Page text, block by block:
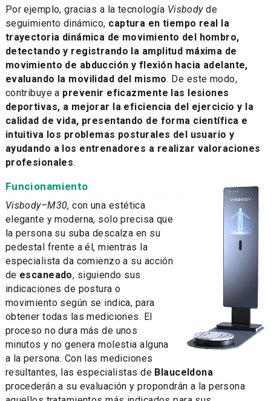
Por ejemplo, gracias a la tecnología Visbodyde
seguimiento dinámico, captura en tiempo real la
trayectoria dinámica de movimiento del hombro,
detectando y registrando la amplitud máxima de
movimiento de abducción y flexión hacia adelante,
evaluando la movilidad del mismo. De este modo,
contribuye a prevenir eficazmente las lesiones
deportivas, a mejorar la eficiencia del ejercicio y la
calidad de vida, presentando de forma científica e
intuitiva los problemas posturales del usuario y
ayudando a los entrenadores a realizar valoraciones
profesionales.
Funcionamiento
Visbody–M30, con una estética
elegante y moderna, solo precisa que
la persona su suba descalza en su
pedestal frente a él, mientras la
especialista da comienzo a su acción
de escaneado, siguiendo sus
indicaciones de postura o
movimiento según se indica, para
obtener todas las mediciones. El
proceso no dura más de unos
minutos y no genera molestia alguna
a la persona. Con las mediciones
resultantes, las especialistas de Blauceldona
procederán a su evaluación y propondrán a la persona